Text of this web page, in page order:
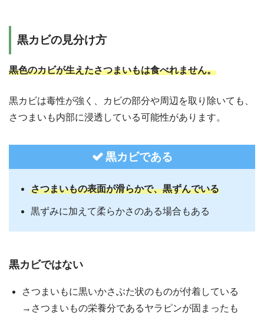
黒カビの見分け方
黒色のカビが生えたさつまいもは食べれません。
黒カビは毒性が強く、カビの部分や周辺を取り除いても、
さつまいも内部に浸透している可能性があります。
黒カビである
さつまいもの表面が滑らかで、黒ずんでいる
黒ずみに加えて柔らかさのある場合もある
黒カビではない
さつまいもに黒いかさぶた状のものが付着している
→さつまいもの栄養分であるヤラピンが固まったも